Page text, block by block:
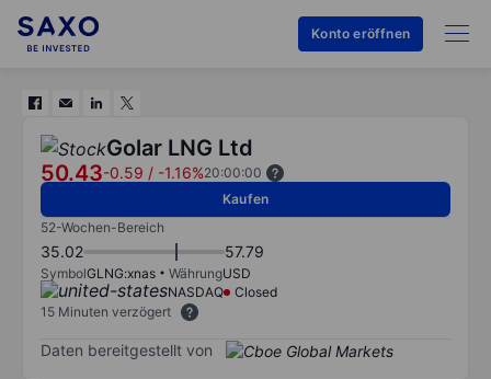
Konto eröffnen
Golar LNG Ltd
50.43-0.59 / -1.16%20:00:00
Kaufen
52-Wochen-Bereich
35.02 57.79
SymbolGLNG:xnas WährungUSD
NASDAQ
Closed
15 Minuten verzögert
Daten bereitgestellt von